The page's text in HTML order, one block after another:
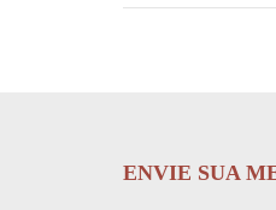
ENVIE SUA